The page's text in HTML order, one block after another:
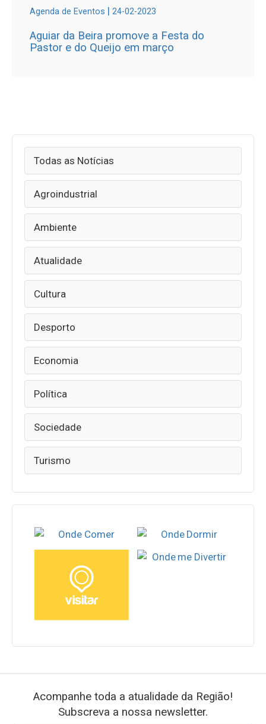
Agenda de Eventos | 24-02-2023
Aguiar da Beira promove a Festa do
Pastor e do Queijo em março
Todas as Notícias
Agroindustrial
Ambiente
Atualidade
Cultura
Desporto
Economia
Política
Sociedade
Turismo
Acompanhe toda a atualidade da Região!
Subscreva a nossa newsletter.